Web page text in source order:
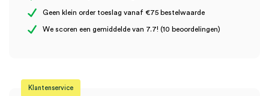
(1)” te beoordelen
Geen klein order toeslag vanaf €75 bestelwaarde
We scoren een gemiddelde van 7.7! (10 beoordelingen)
Klantenservice